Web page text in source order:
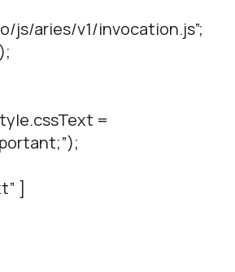
js/aries/v1/invocation.js”;
=
]